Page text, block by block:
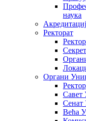
наука
Ректорат
Органи
Ректор
Савет
Сенат
Већа